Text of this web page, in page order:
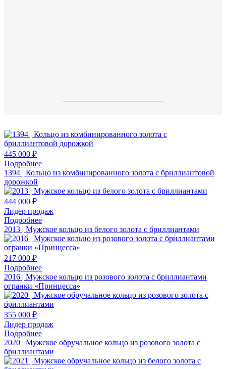
445 000 ₽
Подробнее
1394 | Кольцо из комбинированного золота с бриллиантовой
дорожкой
444 000 ₽
Лидер продаж
Подробнее
2013 | Мужское кольцо из белого золота с бриллиантами
217 000 ₽
Подробнее
2016 | Мужское кольцо из розового золота с бриллиантами
огранки «Принцесса»
355 000 ₽
Лидер продаж
Подробнее
2020 | Мужское обручальное кольцо из розового золота с
бриллиантами